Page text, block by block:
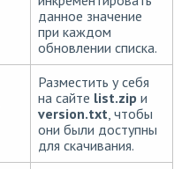
данное значение
при каждом
обновлении списка.
Разместить у себя
на сайте list.zip и
version.txt , чтобы
они были доступны
для скачивания.